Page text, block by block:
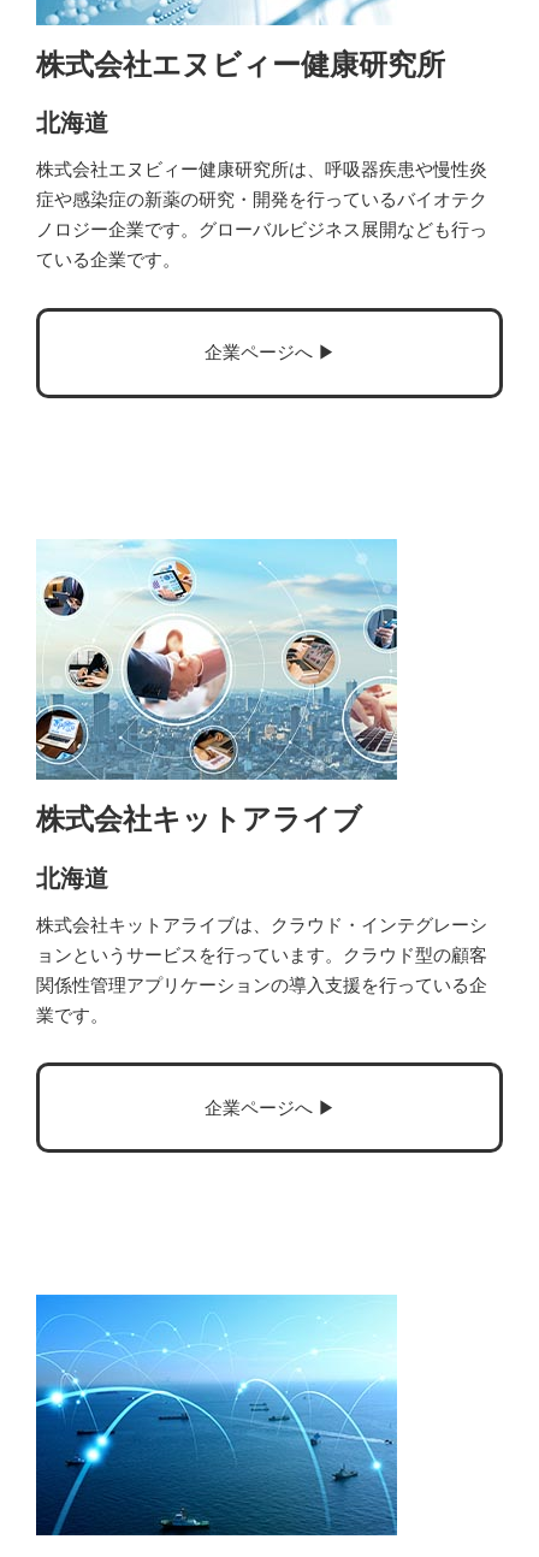
株式会社エヌビィー健康研究所
北海道
株式会社エヌビィー健康研究所は、呼吸器疾患や慢性炎
症や感染症の新薬の研究・開発を行っているバイオテク
ノロジー企業です。グローバルビジネス展開なども行っ
ている企業です。
企業ページへ ▶︎
株式会社キットアライブ
北海道
株式会社キットアライブは、クラウド・インテグレーシ
ョンというサービスを行っています。クラウド型の顧客
関係性管理アプリケーションの導入支援を行っている企
業です。
企業ページへ ▶︎